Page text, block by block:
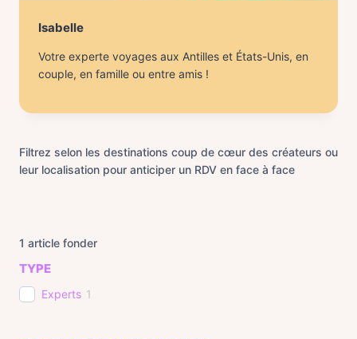
Isabelle
Votre experte voyages aux Antilles et États-Unis, en
couple, en famille ou entre amis !
Filtrez selon les destinations coup de cœur des créateurs ou
leur localisation pour anticiper un RDV en face à face
1 article fonder
TYPE
Experts 1